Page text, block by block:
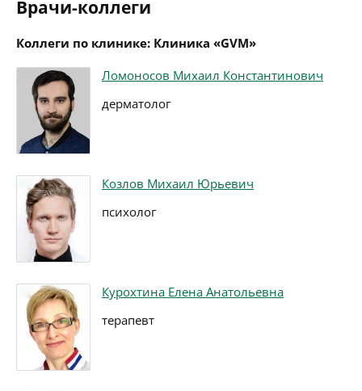
Врачи-коллеги
Коллеги по клинике: Клиника «GVM»
Ломоносов Михаил Константинович
дерматолог
Козлов Михаил Юрьевич
психолог
Курохтина Елена Анатольевна
терапевт